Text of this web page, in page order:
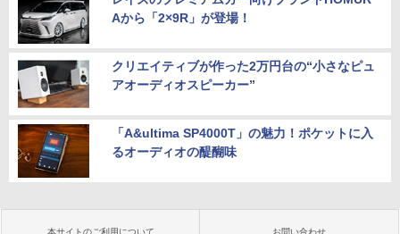
￥20,990
Aから「2×9R」が登場！
クリエイティブが作った2万円台の“小さなピュ
アオーディオスピーカー”
「A&ultima SP4000T」の魅力！ポケットに入
るオーディオの醍醐味
本サイトのご利用について お問い合わせ